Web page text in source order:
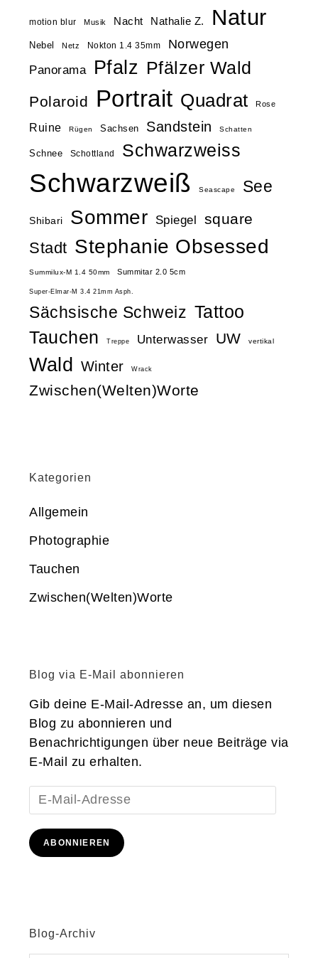
motion blur Musik Nacht Nathalie Z. Natur
Nebel Netz Nokton 1.4 35mm Norwegen
Panorama Pfalz Pfälzer Wald
Polaroid Portrait Quadrat Rose
Ruine Rügen Sachsen Sandstein Schatten
Schnee Schottland Schwarzweiss
Schwarzweiß Seascape See
Shibari Sommer Spiegel square
Stadt Stephanie Obsessed
Summilux-M 1.4 50mm Summitar 2.0 5cm
Super-Elmar-M 3.4 21mm Asph.
Sächsische Schweiz Tattoo
Tauchen
Treppe Unterwasser UW vertikal
Wald Winter Wrack
Zwischen(Welten)Worte
Kategorien
Allgemein
Photographie
Tauchen
Zwischen(Welten)Worte
Blog via E-Mail abonnieren
Gib deine E-Mail-Adresse an, um diesen
Blog zu abonnieren und
Benachrichtigungen über neue Beiträge via
E-Mail zu erhalten.
E-
Mail-
Adresse
ABONNIEREN
Blog-Archiv